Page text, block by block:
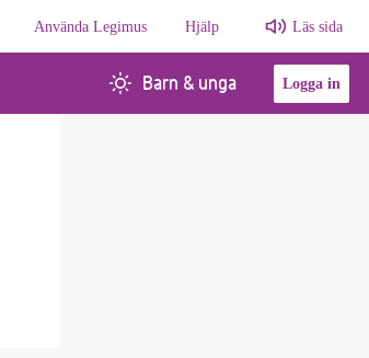
Använda Legimus Hjälp Läs sida
Barn & unga Logga in